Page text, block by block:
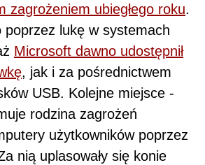
zagrożeniem ubiegłego roku.
poprzez lukę w systemach
Microsoft dawno udostępnił
, jak i za pośrednictwem
USB. Kolejne miejsce -
rodzina zagrożeń
użytkowników poprzez
nią uplasowały się konie